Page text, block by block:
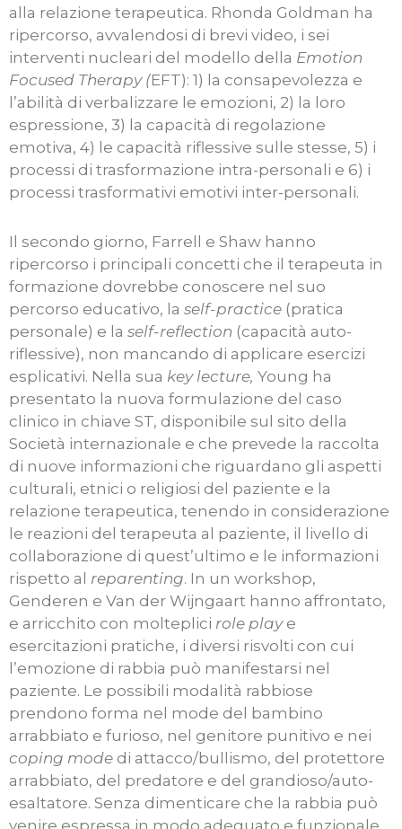
alla relazione terapeutica. Rhonda Goldman ha
ripercorso, avvalendosi di brevi video, i sei
interventi nucleari del modello della Emotion
Focused Therapy (EFT): 1) la consapevolezza e
l’abilità di verbalizzare le emozioni, 2) la loro
espressione, 3) la capacità di regolazione
emotiva, 4) le capacità riflessive sulle stesse, 5) i
processi di trasformazione intra-personali e 6) i
processi trasformativi emotivi inter-personali.
Il secondo giorno, Farrell e Shaw hanno
ripercorso i principali concetti che il terapeuta in
formazione dovrebbe conoscere nel suo
percorso educativo, la self-practice (pratica
personale) e la self-reflection (capacità auto-
riflessive), non mancando di applicare esercizi
esplicativi. Nella sua key lecture, Young ha
presentato la nuova formulazione del caso
clinico in chiave ST, disponibile sul sito della
Società internazionale e che prevede la raccolta
di nuove informazioni che riguardano gli aspetti
culturali, etnici o religiosi del paziente e la
relazione terapeutica, tenendo in considerazione
le reazioni del terapeuta al paziente, il livello di
collaborazione di quest’ultimo e le informazioni
rispetto al reparenting. In un workshop,
Genderen e Van der Wijngaart hanno affrontato,
e arricchito con molteplici role playe
esercitazioni pratiche, i diversi risvolti con cui
l’emozione di rabbia può manifestarsi nel
paziente. Le possibili modalità rabbiose
prendono forma nel mode del bambino
arrabbiato e furioso, nel genitore punitivo e nei
coping mode di attacco/bullismo, del protettore
arrabbiato, del predatore e del grandioso/auto-
esaltatore. Senza dimenticare che la rabbia può
venire espressa in modo adeguato e funzionale